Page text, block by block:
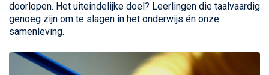
doorlopen. Het uiteindelijke doel? Leerlingen die taalvaardig
genoeg zijn om te slagen in het onderwijs én onze
samenleving.